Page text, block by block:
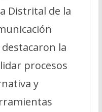
Distrital de la
la
procesos
y